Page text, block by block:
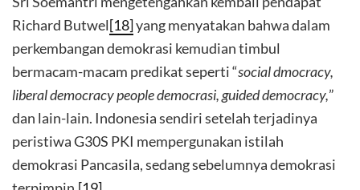
Richard Butwel[18]yang menyatakan bahwa dalam
perkembangan demokrasi kemudian timbul
bermacam-macam predikat seperti “social dmocracy,
liberal democracy people democrasi, guided democracy,”
dan lain-lain. Indonesia sendiri setelah terjadinya
peristiwa G30S PKI mempergunakan istilah
demokrasi Pancasila, sedang sebelumnya demokrasi